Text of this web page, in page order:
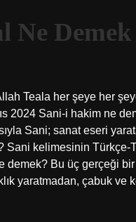
Ne Demek
Teala her şeye her
2024 Sani-i hakim ne
Sani; sanat eseri
Sani kelimesinin
demek? Bu üç gerçeği
yaratmadan, çabuk